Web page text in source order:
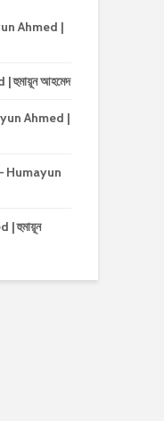
Ahmed |
আহমেদ
Ahmed |
Humayun
হুমায়ূন